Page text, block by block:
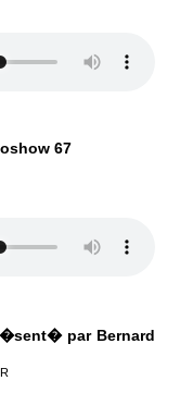
67
par Bernard